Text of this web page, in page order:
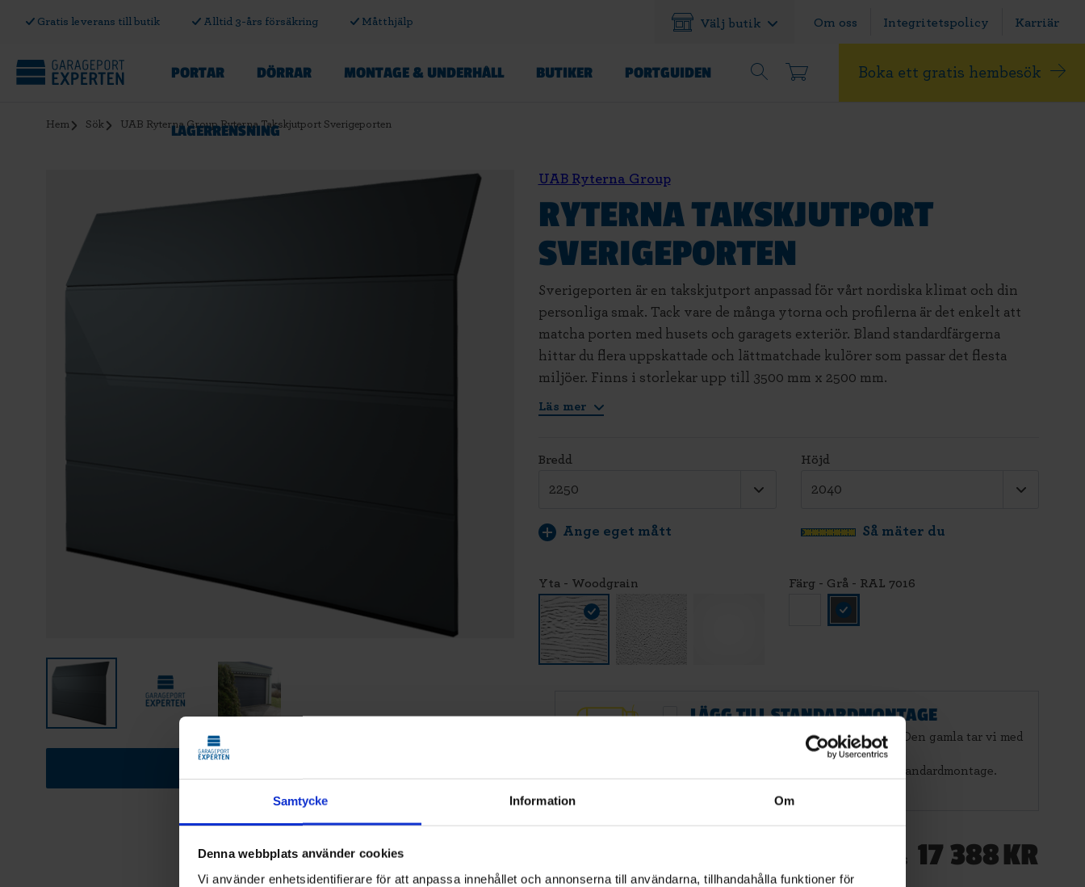
Samtycke Information Om
Denna webbplats använder cookies
Vi använder enhetsidentifierare för att anpassa innehållet och annonserna till användarna, tillhandahålla funktioner för
Gratis leverans till butik Alltid 3-års försäkring Måtthjälp Välj butik Om oss Integritetspolicy Karriär
PORTAR DÖRRAR MONTAGE & UNDERHÅLL BUTIKER PORTGUIDEN
LAGERRENSNING
Boka ett gratis hembesök
Hem Sök UAB Ryterna Group Ryterna Takskjutport Sverigeporten
UAB Ryterna Group
RYTERNA TAKSKJUTPORT
SVERIGEPORTEN
Sverigeporten är en takskjutport anpassad för vårt nordiska klimat och din
personliga smak. Tack vare de många ytorna och profilerna är det enkelt att
matcha porten med husets och garagets exteriör. Bland standardfärgerna
hittar du flera uppskattade och lättmatchade kulörer som passar det flesta
miljöer. Finns i storlekar upp till 3500 mm x 2500 mm.
Läs mer
Bredd Höjd
Ange eget mått Så mäter du
Yta - Woodgrain Färg - Grå - RAL 7016
LÄGG TILL STANDARDMONTAGE
Vi monterar och CE-märker din nya port. Den gamla tar vi med
för att se vad som ingår i ett standardmontage.
Pris 17 388KR